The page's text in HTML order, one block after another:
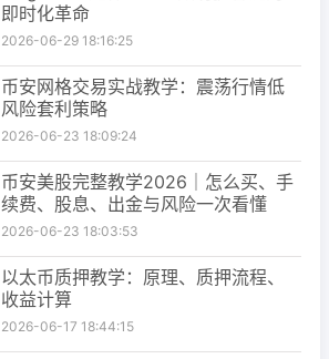
即时化革命
2026-06-29 18:16:25
币安网格交易实战教学：震荡行情低
风险套利策略
2026-06-23 18:09:24
币安美股完整教学2026｜怎么买、手
续费、股息、出金与风险一次看懂
2026-06-23 18:03:53
以太币质押教学：原理、质押流程、
收益计算
2026-06-17 18:44:15